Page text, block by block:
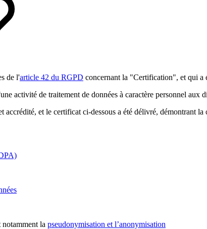
de l'article 42 du RGPD concernant la "Certification", et qui a
activité de traitement de données à caractère personnel aux
et le certificat ci-dessous a été délivré, démontrant
notamment la pseudonymisation et l’anonymisation